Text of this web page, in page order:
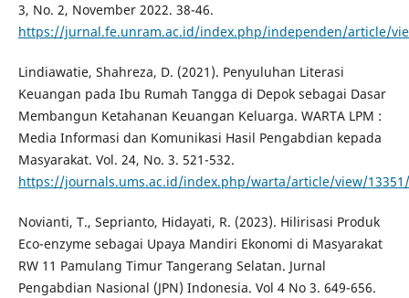
3, No. 2, November 2022. 38-46.
https://jurnal.fe.unram.ac.id/index.php/independen/article/
Lindiawatie, Shahreza, D. (2021). Penyuluhan Literasi
Keuangan pada Ibu Rumah Tangga di Depok sebagai Dasar
Membangun Ketahanan Keuangan Keluarga. WARTA LPM :
Media Informasi dan Komunikasi Hasil Pengabdian kepada
Masyarakat. Vol. 24, No. 3. 521-532.
https://journals.ums.ac.id/index.php/warta/article/view/
Novianti, T., Seprianto, Hidayati, R. (2023). Hilirisasi Produk
Eco-enzyme sebagai Upaya Mandiri Ekonomi di Masyarakat
RW 11 Pamulang Timur Tangerang Selatan. Jurnal
Pengabdian Nasional (JPN) Indonesia. Vol 4 No 3. 649-656.